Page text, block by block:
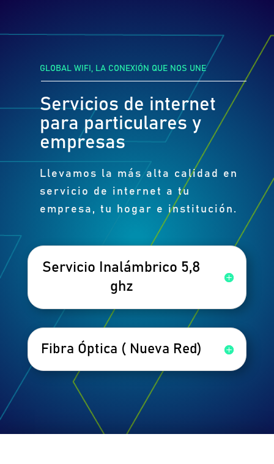
GLOBAL WIFI, LA CONEXIÓN QUE NOS UNE
Servicios de internet
para particulares y
empresas
Llevamos la más alta calidad en
servicio de internet a tu
empresa, tu hogar e institución.
Servicio Inalámbrico 5,8
ghz
Fibra Óptica ( Nueva Red)